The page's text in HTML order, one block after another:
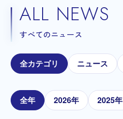
ALL NEWS
すべてのニュース
全カテゴリ ニュース
全年 2026年 2025年